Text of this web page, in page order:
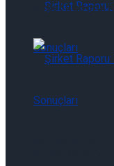
Şirket Raporu:
Şirket Raporu: